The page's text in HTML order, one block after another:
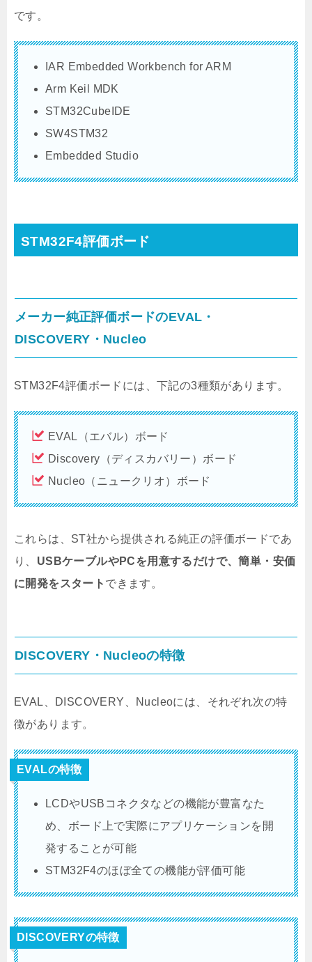
です。
IAR Embedded Workbench for ARM
Arm Keil MDK
STM32CubeIDE
SW4STM32
Embedded Studio
STM32F4評価ボード
メーカー純正評価ボードのEVAL・
DISCOVERY・Nucleo
STM32F4評価ボードには、下記の3種類があります。
EVAL（エバル）ボード
Discovery（ディスカバリー）ボード
Nucleo（ニュークリオ）ボード
これらは、ST社から提供される純正の評価ボードであ
り、 USBケーブルやPCを用意するだけで、簡単・安価
に開発をスタート できます。
DISCOVERY・Nucleoの特徴
EVAL、DISCOVERY、Nucleoには、それぞれ次の特
徴があります。
EVALの特徴
LCDやUSBコネクタなどの機能が豊富なた
め、ボード上で実際にアプリケーションを開
発することが可能
STM32F4のほぼ全ての機能が評価可能
DISCOVERYの特徴